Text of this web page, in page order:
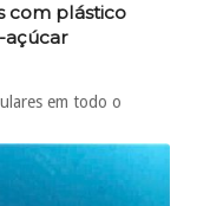
com plástico
açúcar
em todo o